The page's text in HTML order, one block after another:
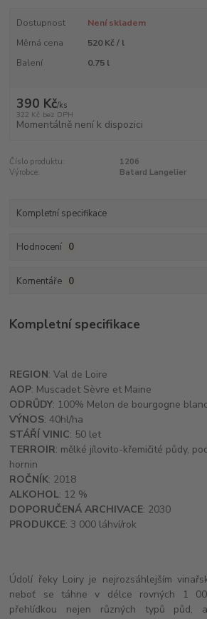
Dostupnost
Není skladem
Měrná cena
520 Kč / l
Balení
0.75 l
390 Kč/ks
322 Kč bez DPH
Momentálně není k dispozici
Číslo produktu:
1206
Výrobce:
Batard Langelier
Kompletní specifikace
Hodnocení 0
Komentáře 0
Kompletní specifikace
REGION: Val de Loire
AOP: Muscadet Sèvre et Maine
ODRŮDY: 100% Melon de bourgogne blanc
VÝNOS: 40hl/ha
STÁŘÍ VINIC: 50 let
TERROIR: mělké jílovito-křemičité půdy,
hornin
ROČNÍK: 2018
ALKOHOL: 12 %
DOPORUČENÁ ARCHIVACE: 2030
PRODUKCE: 3 000 láhví/rok
Údolí řeky Loiry je nejrozsáhlejším
neboť se táhne v délce rovných 1
přehlídkou nejen různých typů půd,